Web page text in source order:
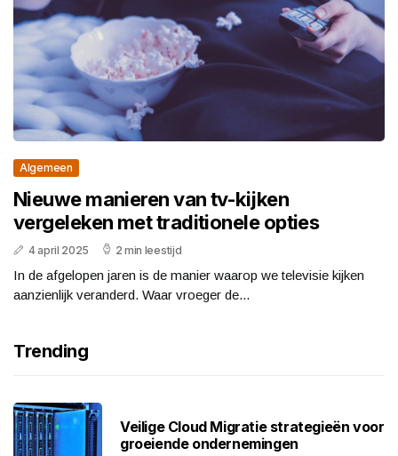
Algemeen
Nieuwe manieren van tv-kijken
vergeleken met traditionele opties
4 april 2025 2 min leestijd
In de afgelopen jaren is de manier waarop we televisie kijken
aanzienlijk veranderd. Waar vroeger de...
Trending
Veilige Cloud Migratie strategieën voor
groeiende ondernemingen